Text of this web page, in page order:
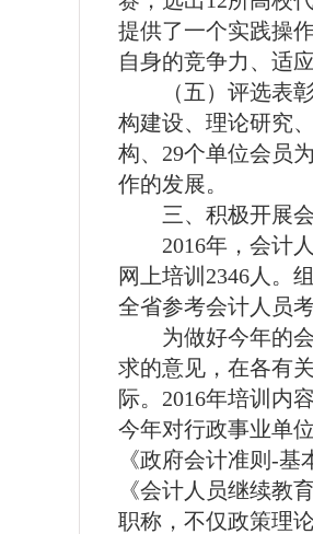
提供了一个实践操
自身的竞争力、适应
（五）评选表
构建设、理论研究
构、 29个单位会员
作的发展。
三、积极开展
2016年，会计
网上培训 2346人。
全省参考会计人员
为做好今年的
求的意见，在各有
际。 2016年培训内
今年对行政事业单
《政府会计准则 -基
《会计人员继续教
职称，不仅政策理